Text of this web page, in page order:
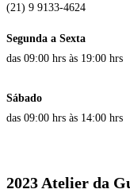
(21) 9 9133-4624
Segunda a Sexta
das 09:00 hrs às 19:00 hrs
Sábado
das 09:00 hrs às 14:00 hrs
2023 Atelier da